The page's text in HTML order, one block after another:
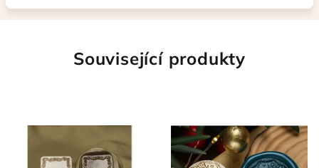
Související produkty